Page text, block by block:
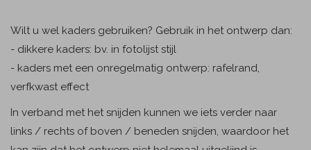
Wilt u wel kaders gebruiken? Gebruik in het ontwerp dan:
- dikkere kaders: bv. in fotolijst stijl
- kaders met een onregelmatig ontwerp: rafelrand,
verfkwast effect
In verband met het snijden kunnen we iets verder naar
links / rechts of boven / beneden snijden, waardoor het